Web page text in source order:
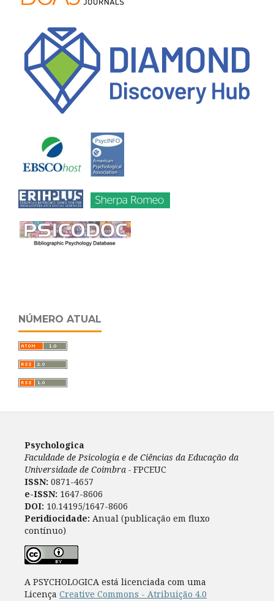
NÚMERO ATUAL
Psychologica
Faculdade de Psicologia e de Ciências da Educação da
Universidade de Coimbra - FPCEUC
ISSN: 0871-4657
e-ISSN: 1647-8606
DOI: 10.14195/1647-8606
Peridiocidade: Anual (publicação em fluxo
contínuo)
A PSYCHOLOGICA está licenciada com uma
Licença Creative Commons - Atribuição 4.0